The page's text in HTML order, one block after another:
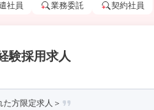
社員 業務委託 契約社員
験採用求人
方限定求人＞